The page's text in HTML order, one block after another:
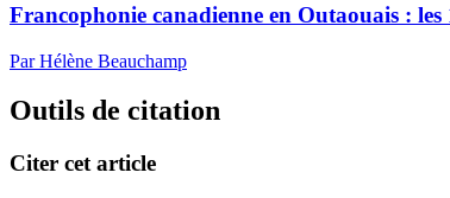
Francophonie canadienne en Outaouais :
Par Hélène Beauchamp
Outils de citation
Citer cet article